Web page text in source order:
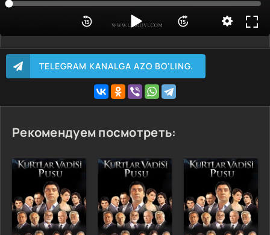
8 Qism
9 Qism TELEGRAM KANALGA AZO BO'LING.
Рекомендуем посмотреть: